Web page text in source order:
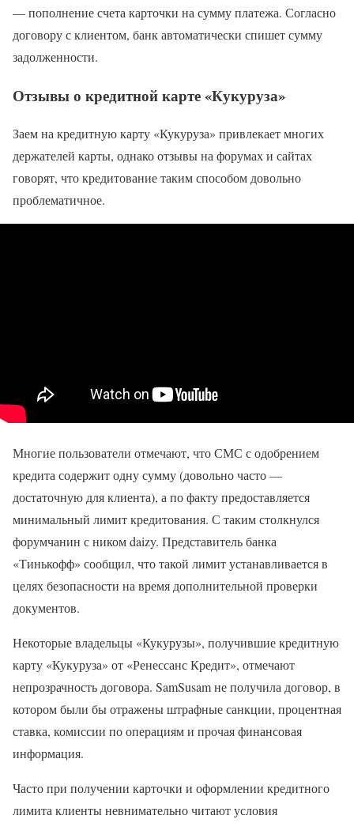
— пополнение счета карточки на сумму платежа. Согласно
договору с клиентом, банк автоматически спишет сумму
задолженности.
Отзывы о кредитной карте «Кукуруза»
Заем на кредитную карту «Кукуруза» привлекает многих
держателей карты, однако отзывы на форумах и сайтах
говорят, что кредитование таким способом довольно
проблематичное.
Многие пользователи отмечают, что СМС с одобрением
кредита содержит одну сумму (довольно часто —
достаточную для клиента), а по факту предоставляется
минимальный лимит кредитования. С таким столкнулся
форумчанин с ником daizy. Представитель банка
«Тинькофф» сообщил, что такой лимит устанавливается в
целях безопасности на время дополнительной проверки
документов.
Некоторые владельцы «Кукурузы», получившие кредитную
карту «Кукуруза» от «Ренессанс Кредит», отмечают
непрозрачность договора. SamSusam не получила договор, в
котором были бы отражены штрафные санкции, процентная
ставка, комиссии по операциям и прочая финансовая
информация.
Часто при получении карточки и оформлении кредитного
лимита клиенты невнимательно читают условия